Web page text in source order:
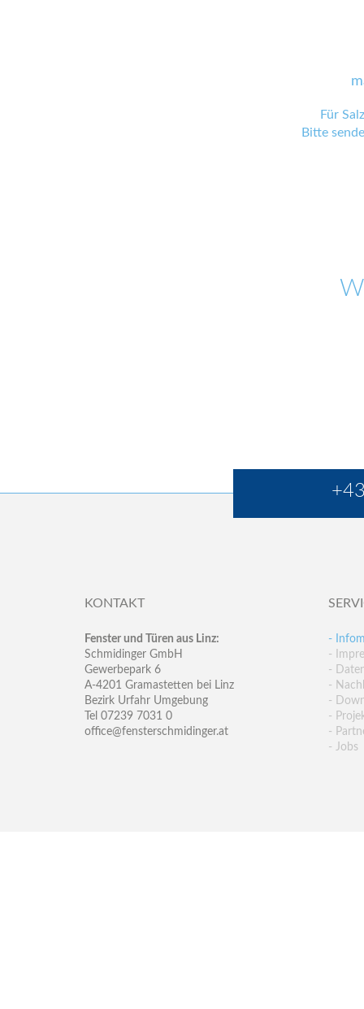
Für
Bitte
KONTAKT
Fenster und Türen aus Linz:
Schmidinger GmbH
Gewerbepark 6
A-4201 Gramastetten bei Linz
Bezirk Urfahr Umgebung
Tel 07239 7031 0
office@fensterschmidinger.at
-
-
-
-
-
-
-
- Jobs